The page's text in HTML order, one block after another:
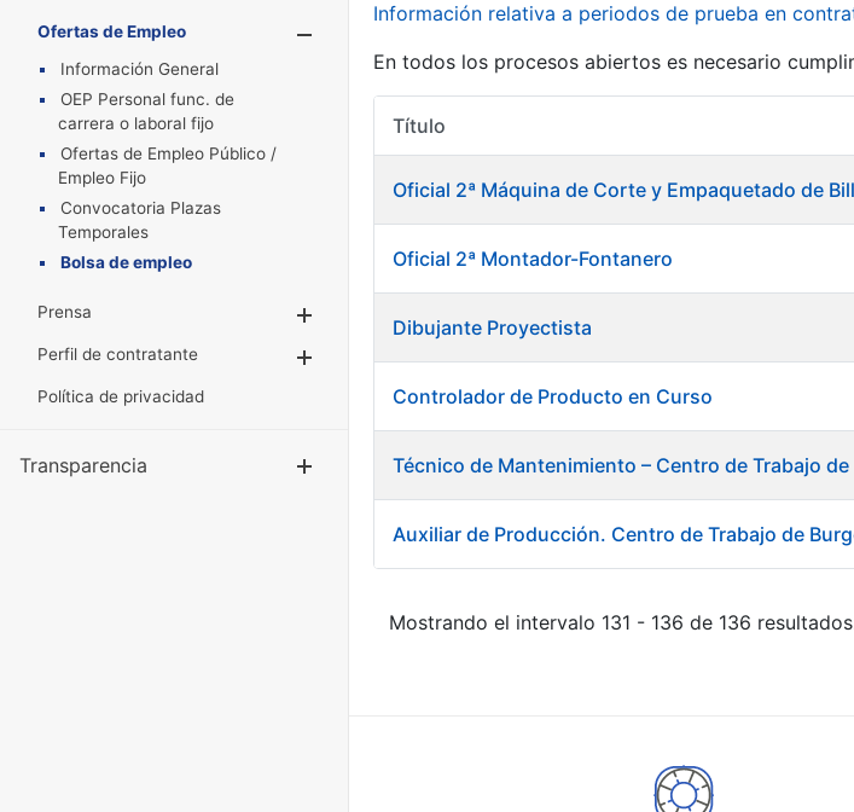
Ofertas de Empleo
Información General
OEP Personal func. de
carrera o laboral fijo
Ofertas de Empleo Público /
Empleo Fijo
Convocatoria Plazas
Temporales
Bolsa de empleo
Prensa
Perfil de contratante
Política de privacidad
Transparencia Mostrar/Ocultar
Información relativa a periodos de prueba en
En todos los procesos abiertos es necesario
Título
Oficial 2ª Máquina de Corte y Empaquetado de
Oficial 2ª Montador-Fontanero
Dibujante Proyectista
Controlador de Producto en Curso
Técnico de Mantenimiento – Centro de Trabajo
Auxiliar de Producción. Centro de Trabajo de
Mostrando el intervalo 131 - 136 de 136